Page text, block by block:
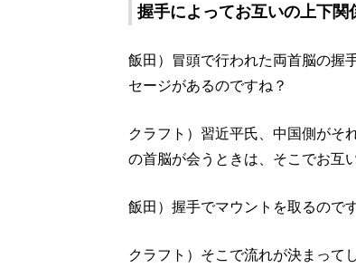
握手によってお互いの上下関
飯田）冒頭で行われた両首脳の握
セージがあるのですね？
クラフト）習近平氏、中国側がそ
の首脳が会うときは、そこでお互
飯田）握手でマウントを取るので
クラフト）そこで流れが決まって